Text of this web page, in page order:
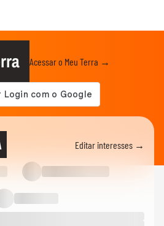
Acessar o Meu Terra →
Editar interesses →